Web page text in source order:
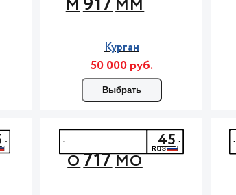
М ММ
Курган
50 000 руб.
Выбрать
О717МО
45